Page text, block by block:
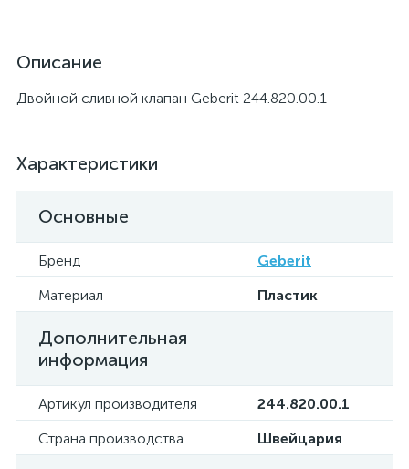
Описание
Двойной сливной клапан Geberit 244.820.00.1
Характеристики
Основные
Бренд
Geberit
Материал
Пластик
Дополнительная
информация
Артикул производителя
244.820.00.1
Страна производства
Швейцария